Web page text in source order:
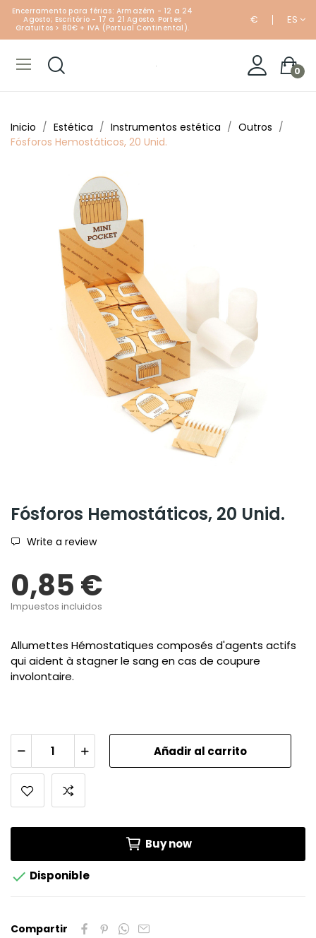
Encerramento para férias: Armazém - 12 a 24
Agosto; Escritório - 17 a 21 Agosto. Portes
Gratuitos > 80€ + IVA (Portual Continental).
€ ES
0
Inicio Estética Instrumentos estética
Outros
Fósforos Hemostáticos, 20 Unid.
Fósforos Hemostáticos, 20 Unid.
Write a review
0,85 €
Impuestos incluidos
Allumettes Hémostatiques composés d'agents actifs
qui aident à stagner le sang en cas de coupure
involontaire.
Añadir al carrito
Buy now
 Disponible
Compartir